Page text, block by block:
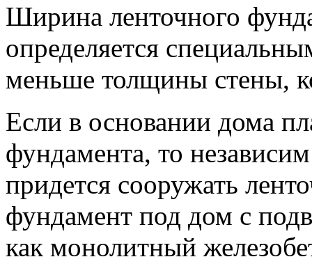
Ширина ленточного
определяется
меньше толщины стены,
Если в основании дома
фундамента, то
придется сооружать
фундамент под дом с
как монолитный